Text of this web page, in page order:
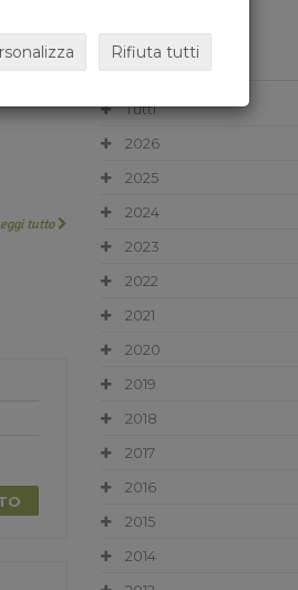
tutto
ARCHIVIO
Tutti
2026
2025
2024
2023
2022
2021
2020
2019
2018
2017
2016
2015
2014
Rifiuta tutti